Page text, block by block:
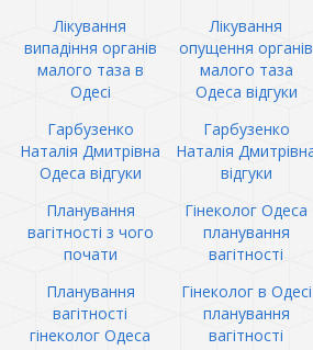
Лікування
випадіння органів
малого таза в
Одесі
Лікування
опущення органів
малого таза
Одеса відгуки
Гарбузенко
Наталія Дмитрівна
Одеса відгуки
Гарбузенко
Наталія
відгуки
Планування
вагітності з чого
почати
Гінеколог Одеса
планування
вагітності
Планування
вагітності
гінеколог Одеса
Гінеколог в Одесі
планування
вагітності